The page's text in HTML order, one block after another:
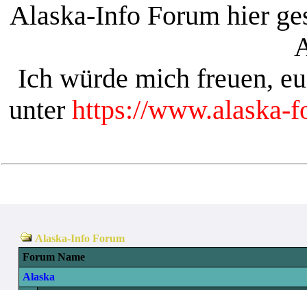
Alaska-Info Forum hier
Ich würde mich freuen,
unter https://www.alaska-
Alaska-Info Forum
Forum Name
Alaska